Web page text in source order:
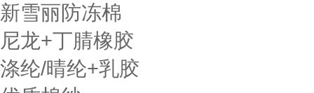
新雪丽防冻棉
尼龙+丁腈橡胶
涤纶/晴纶+乳胶